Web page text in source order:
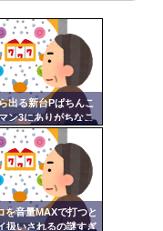
うのでいいんだよ」
出る新台Pぱちんこ
ン3にありがちなこ
と
を音量MAXで打つと
扱いされるの謎すぎ